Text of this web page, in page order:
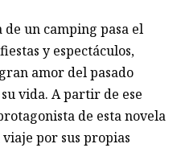
un camping pasa el
y espectáculos,
amor del pasado
vida. A partir de ese
de esta novela
por sus propias